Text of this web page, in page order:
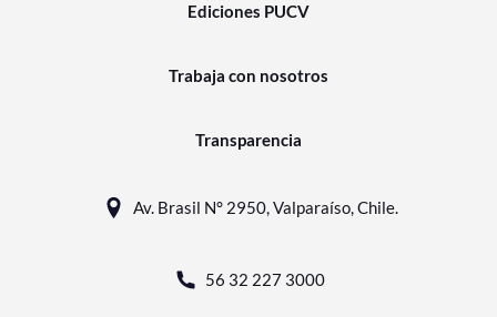
Ediciones PUCV
Trabaja con nosotros
Transparencia
Av. Brasil N° 2950, Valparaíso, Chile.
56 32 227 3000